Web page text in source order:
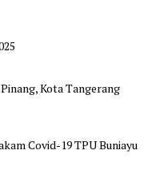
Kota Tangerang
Covid-19 TPU Buniayu